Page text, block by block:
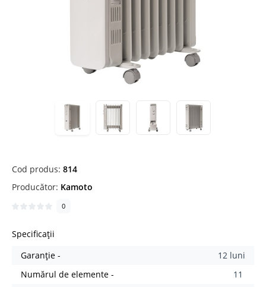
Cod produs: 814
Producător: Kamoto
0
Specificații
Garanție -
12 luni
Numărul de elemente -
11